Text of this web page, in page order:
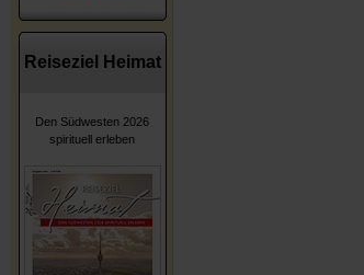
Reiseziel Heimat
Den Südwesten 2026
spirituell erleben